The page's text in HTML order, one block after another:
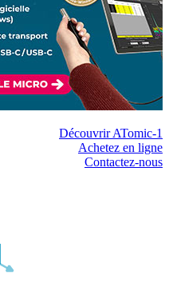
Découvrir ATomic-1
Achetez en ligne
Contactez-nous